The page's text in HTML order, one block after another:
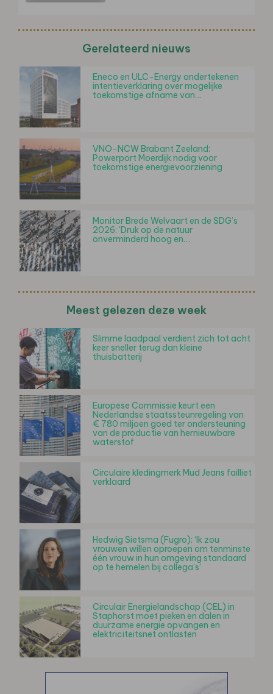
Gerelateerd nieuws
Eneco en ULC-Energy ondertekenen
intentieverklaring over mogelijke
toekomstige afname van…
VNO-NCW Brabant Zeeland:
Powerport Moerdijk nodig voor
toekomstige energievoorziening
Monitor Brede Welvaart en de SDG’s
2026: 'Druk op de natuur
onverminderd hoog en…
Meest gelezen deze week
Slimme laadpaal verdient zich tot acht
keer sneller terug dan kleine
thuisbatterij
Europese Commissie keurt een
Nederlandse staatssteunregeling van
€ 780 miljoen goed ter ondersteuning
van de productie van hernieuwbare
waterstof
Circulaire kledingmerk Mud Jeans failliet
verklaard
Hedwig Sietsma (Fugro): ‘Ik zou
vrouwen willen oproepen om tenminste
één vrouw in hun omgeving standaard
op te hemelen bij collega’s’
Circulair Energielandschap (CEL) in
Staphorst moet pieken en dalen in
duurzame energie opvangen en
elektriciteitsnet ontlasten